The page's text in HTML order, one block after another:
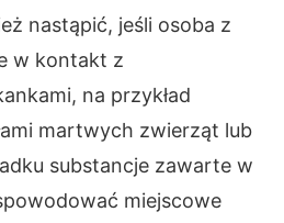
nastąpić, jeśli osoba z
w kontakt z
na przykład
martwych zwierząt lub
substancje zawarte w
miejscowe